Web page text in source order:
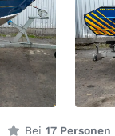
Bei 17 Personen